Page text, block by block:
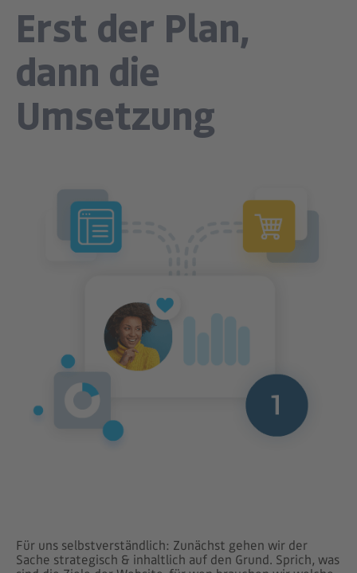
Erst der Plan,
dann die
Umsetzung
Für uns selbstverständlich: Zunächst gehen wir der
Sache strategisch & inhaltlich auf den Grund. Sprich, was